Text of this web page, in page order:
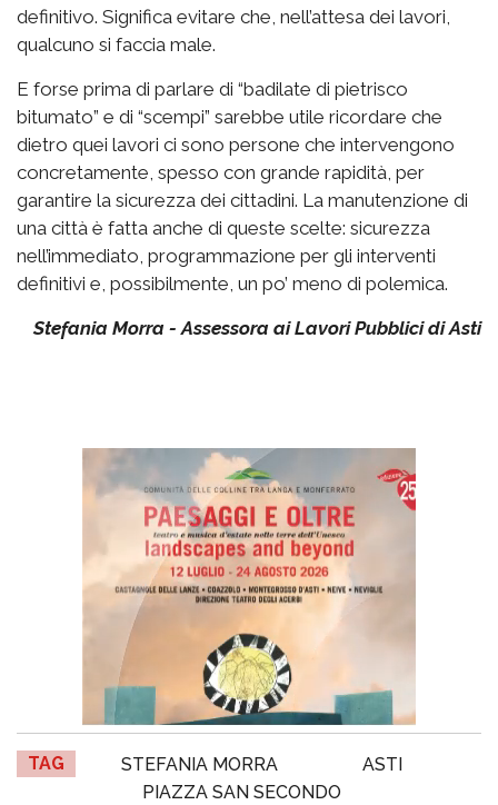
definitivo. Significa evitare che, nell’attesa dei lavori,
qualcuno si faccia male.
E forse prima di parlare di “badilate di pietrisco
bitumato” e di “scempi” sarebbe utile ricordare che
dietro quei lavori ci sono persone che intervengono
concretamente, spesso con grande rapidità, per
garantire la sicurezza dei cittadini. La manutenzione di
una città è fatta anche di queste scelte: sicurezza
nell’immediato, programmazione per gli interventi
definitivi e, possibilmente, un po’ meno di polemica.
Stefania Morra - Assessora ai Lavori Pubblici di Asti
TAG STEFANIA MORRA
ASTI
PIAZZA SAN SECONDO